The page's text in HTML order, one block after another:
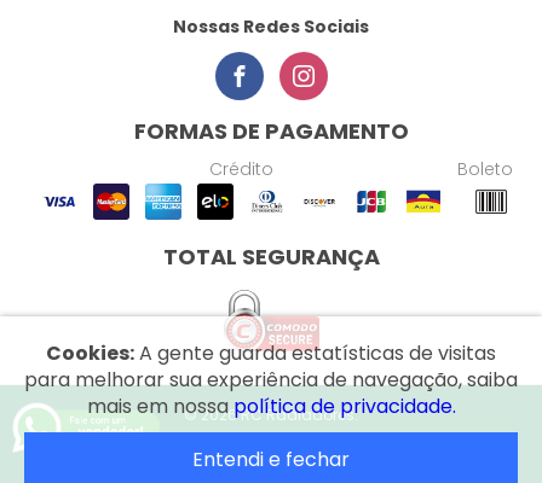
Nossas Redes Sociais
FORMAS DE PAGAMENTO
Crédito Boleto
TOTAL SEGURANÇA
Cookies:A gente guarda estatísticas de visitas
para melhorar sua experiência de navegação, saiba
mais em nossapolítica de privacidade.
Entendi e fechar
© 2026 RC Radiadores.